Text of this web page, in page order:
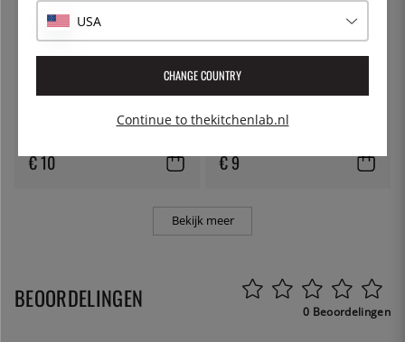
Plat bord, 26 cm, Lifestyle
€ 10
Diep bord, 22 cm, Lifestyle
€ 9
Bekijk meer
BEOORDELINGEN 0 Beoordelingen
USA
CHANGE COUNTRY
Continue to thekitchenlab.nl